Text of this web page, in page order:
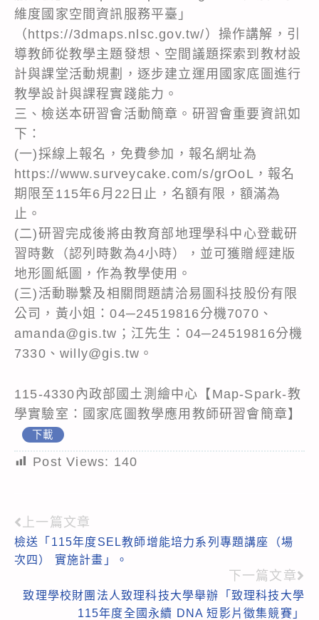
維度國家空間資訊服務平臺」
（https://3dmaps.nlsc.gov.tw/）操作講解，引
導教師從教學主題發想、空間議題探索到教材設
計與課堂活動規劃，逐步建立運用國家底圖進行
教學設計與課程實踐能力。
三、檢送本研習會活動簡章。研習會重要資訊如
下：
(一)採線上報名，免費參加，報名網址為
https://www.surveycake.com/s/grOoL，報名
期限至115年6月22日止，名額有限，額滿為
止。
(二)研習完成後將由教育部地理學科中心登載研
習時數（認列時數為4小時），並可獲贈經建版
地形圖紙圖，作為教學使用。
(三)活動聯繫及相關問題請洽易圖科技股份有限
公司，黃小姐：04─24519816分機7070、
amanda@gis.tw；江先生：04─24519816分機
7330、willy@gis.tw。
115-4330內政部國土測繪中心【Map-Spark-教
學實驗室：國家底圖教學應用教師研習會簡章】
下載
Post Views: 140
Read
more
上一篇文章
檢送「115年度SEL教師增能培力系列專題講座（場
次四） 實施計畫」。
下一篇文章
致理學校財團法人致理科技大學舉辦「致理科技大學
115年度全國永續 DNA 短影片徵集競賽」